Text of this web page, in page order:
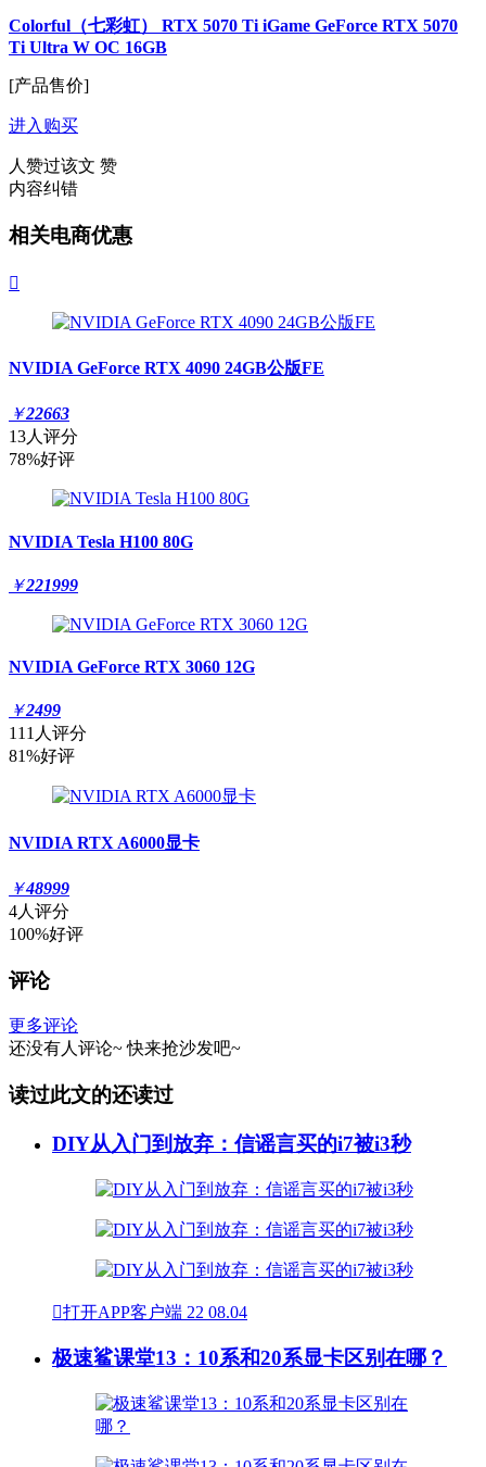
Colorful（七彩虹） RTX 5070 Ti iGame GeForce RTX 5070
Ti Ultra W OC 16GB
[产品售价]
进入购买
人赞过该文 赞
内容纠错
相关电商优惠

NVIDIA GeForce RTX 4090 24GB公版FE
￥22663
13人评分
78%好评
NVIDIA Tesla H100 80G
￥221999
NVIDIA GeForce RTX 3060 12G
￥2499
111人评分
81%好评
NVIDIA RTX A6000显卡
￥48999
4人评分
100%好评
评论
更多评论
还没有人评论~ 快来抢沙发吧~
读过此文的还读过
DIY从入门到放弃：信谣言买的i7被i3秒
打开APP客户端 22 08.04
极速鲨课堂13：10系和20系显卡区别在哪？